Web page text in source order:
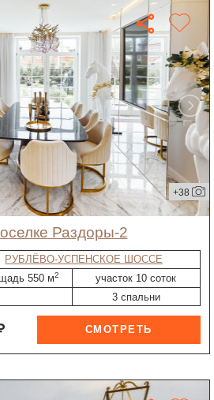
+38
Раздоры-2
РУБЛЁВО-УСПЕНСКОЕ ШОССЕ
550 м2
участок 10 соток
3 спальни